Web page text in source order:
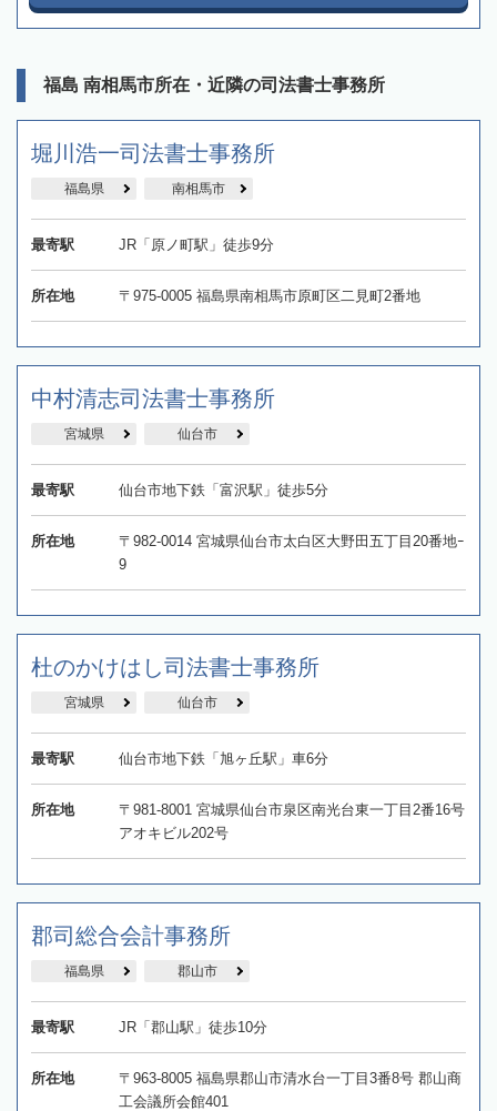
福島 南相馬市所在・近隣の司法書士事務所
堀川浩一司法書士事務所
福島県 南相馬市
最寄駅 JR「原ノ町駅」徒歩9分
所在地 〒975-0005 福島県南相馬市原町区二見町2番地
中村清志司法書士事務所
宮城県 仙台市
最寄駅 仙台市地下鉄「富沢駅」徒歩5分
所在地
〒982-0014 宮城県仙台市太白区大野田五丁目20番地ｰ
9
杜のかけはし司法書士事務所
宮城県 仙台市
最寄駅 仙台市地下鉄「旭ヶ丘駅」車6分
所在地
〒981-8001 宮城県仙台市泉区南光台東一丁目2番16号
アオキビル202号
郡司総合会計事務所
福島県 郡山市
最寄駅 JR「郡山駅」徒歩10分
所在地
〒963-8005 福島県郡山市清水台一丁目3番8号 郡山商
工会議所会館401